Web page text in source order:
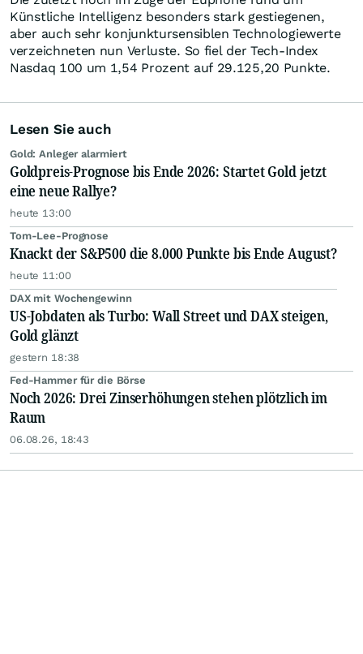
Künstliche Intelligenz besonders stark gestiegenen,
aber auch sehr konjunktursensiblen Technologiewerte
verzeichneten nun Verluste. So fiel der Tech-Index
Nasdaq 100 um 1,54 Prozent auf 29.125,20 Punkte.
Lesen Sie auch
Gold: Anleger alarmiert
Goldpreis-Prognose bis Ende 2026: Startet Gold jetzt
eine neue Rallye?
heute 13:00
Tom-Lee-Prognose
Knackt der S&P500 die 8.000 Punkte bis Ende August?
heute 11:00
DAX mit Wochengewinn
US-Jobdaten als Turbo: Wall Street und DAX steigen,
Gold glänzt
gestern 18:38
Fed-Hammer für die Börse
Noch 2026: Drei Zinserhöhungen stehen plötzlich im
Raum
06.08.26, 18:43